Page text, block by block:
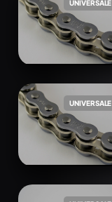
UNIVERSALE
UNIVERSALE